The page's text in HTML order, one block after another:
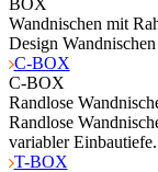
Wandnischen mit
Design
C-BOX
C-BOX
Randlose
Randlose
variabler Einbautiefe.
T-BOX